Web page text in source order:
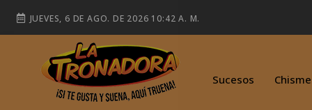
JUEVES, 6 DE AGO. DE 2026 10:42 A. M.
Sucesos